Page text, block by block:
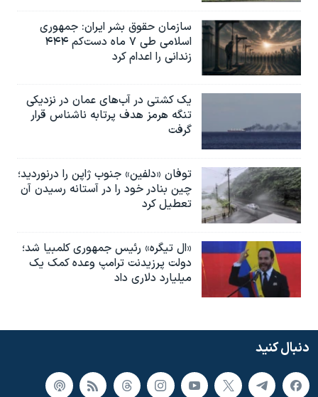
سازمان حقوق بشر ایران: جمهوری
اسلامی طی ۷ ماه دست‌کم ۴۴۴
زندانی را اعدام کرد
یک کشتی در آب‌های عمان در نزدیکی
تنگه هرمز هدف پرتابه ناشناس قرار
گرفت
توفان «دلفین» جنوب ژاپن را درنوردید؛
چین بنادر خود را در آستانه رسیدن آن
تعطیل کرد
«ال تیگره» رئیس جمهوری کلمبیا شد؛
دولت پرزیدنت ترامپ وعده کمک یک
میلیارد دلاری داد
دنبال کنید